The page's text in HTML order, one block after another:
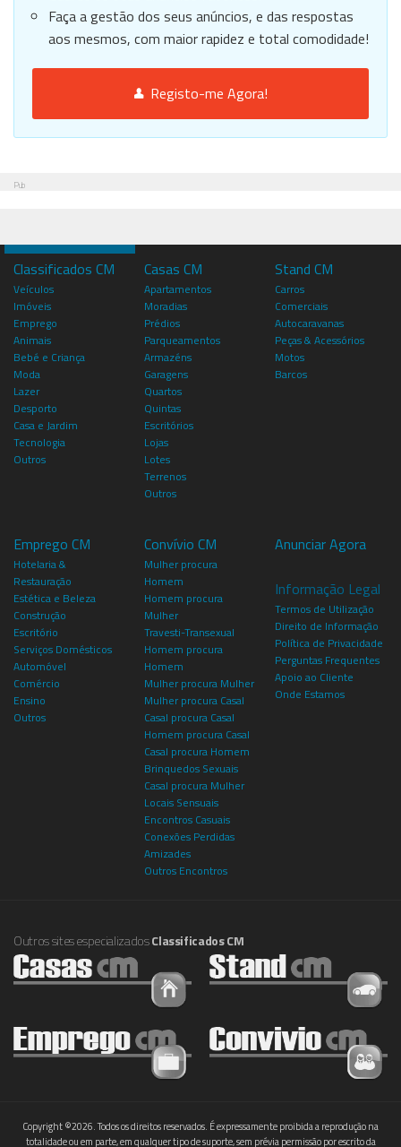
Faça a gestão dos seus anúncios, e das respostas
aos mesmos, com maior rapidez e total comodidade!
Registo-me Agora!
Pub
Classificados CM
Veículos
Imóveis
Emprego
Animais
Bebé e Criança
Moda
Lazer
Desporto
Casa e Jardim
Tecnologia
Outros
Casas CM
Apartamentos
Moradias
Prédios
Parqueamentos
Armazéns
Garagens
Quartos
Quintas
Escritórios
Lojas
Lotes
Terrenos
Outros
Stand CM
Carros
Comerciais
Autocaravanas
Peças & Acessórios
Motos
Barcos
Emprego CM
Hotelaria &
Restauração
Estética e Beleza
Construção
Escritório
Serviços Domésticos
Automóvel
Comércio
Ensino
Outros
Convívio CM
Mulher procura
Homem
Homem procura
Mulher
Travesti-Transexual
Homem procura
Homem
Mulher procura Mulher
Mulher procura Casal
Casal procura Casal
Homem procura Casal
Casal procura Homem
Brinquedos Sexuais
Casal procura Mulher
Locais Sensuais
Encontros Casuais
Conexões Perdidas
Amizades
Outros Encontros
Anunciar Agora
Informação Legal
Termos de Utilização
Direito de Informação
Política de Privacidade
Perguntas Frequentes
Apoio ao Cliente
Onde Estamos
Outros sites especializadosClassificados CM
Copyright ©2026. Todos os direitos reservados. É expressamente proibida a reprodução na
totalidade ou em parte, em qualquer tipo de suporte, sem prévia permissão por escrito da